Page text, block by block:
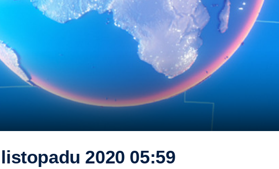
2020 05:59